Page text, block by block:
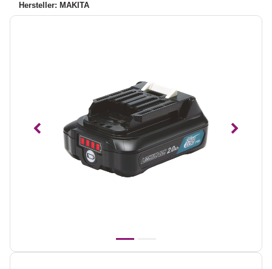
Hersteller: MAKITA
Vorheriges